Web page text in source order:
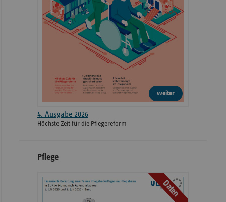
weiter
4. Ausgabe 2026
Höchste Zeit für die Pflegereform
Pflege
Daten